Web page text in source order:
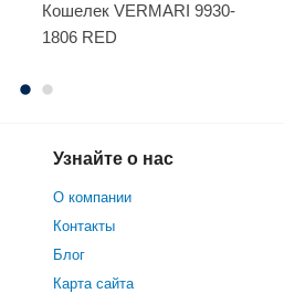
Кошелек VERMARI 9930-
1806 RED
Узнайте о нас
О компании
Контакты
Блог
Карта сайта